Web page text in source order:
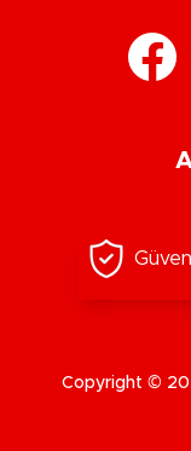
Copyright ©